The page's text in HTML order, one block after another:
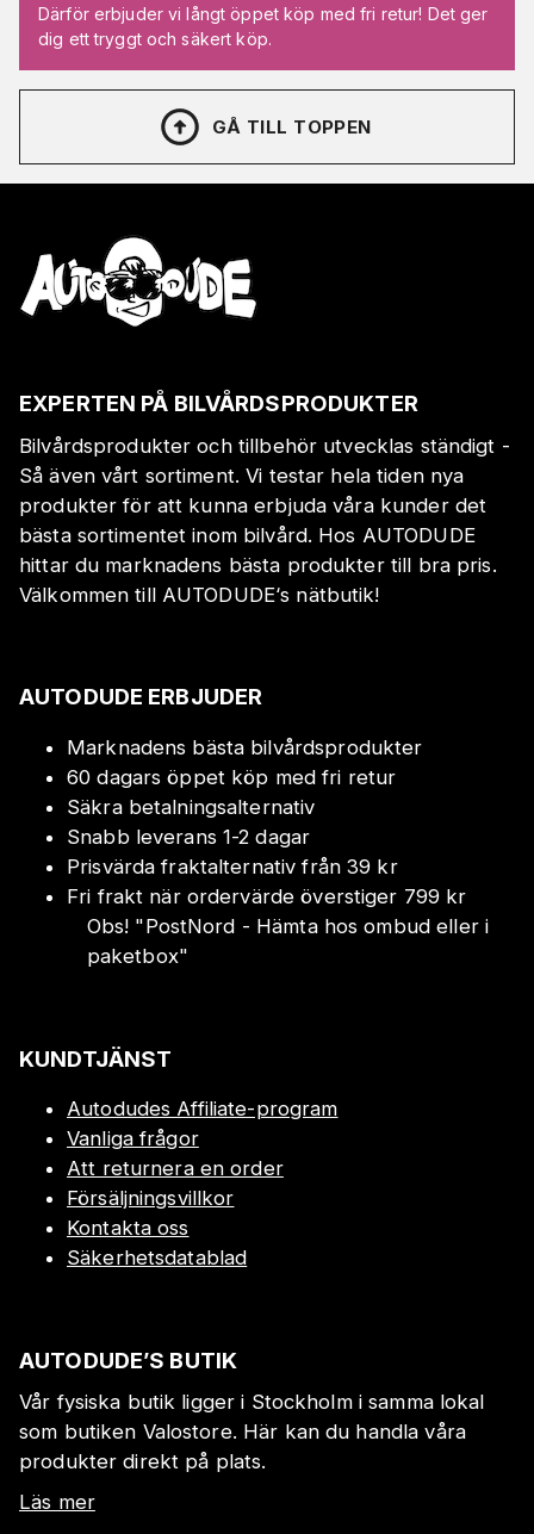
Därför erbjuder vi långt öppet köp med fri retur! Det ger
dig ett tryggt och säkert köp.
GÅ TILL TOPPEN
EXPERTEN PÅ BILVÅRDSPRODUKTER
Bilvårdsprodukter och tillbehör utvecklas ständigt -
Så även vårt sortiment. Vi testar hela tiden nya
produkter för att kunna erbjuda våra kunder det
bästa sortimentet inom bilvård. Hos AUTODUDE
hittar du marknadens bästa produkter till bra pris.
Välkommen till AUTODUDE‘s nätbutik!
AUTODUDE ERBJUDER
Marknadens bästa bilvårdsprodukter
60 dagars öppet köp med fri retur
Säkra betalningsalternativ
Snabb leverans 1-2 dagar
Prisvärda fraktalternativ från 39 kr
Fri frakt när ordervärde överstiger 799 kr
Obs! "PostNord - Hämta hos ombud eller i
paketbox"
KUNDTJÄNST
Autodudes Affiliate-program
Vanliga frågor
Att returnera en order
Försäljningsvillkor
Kontakta oss
Säkerhetsdatablad
AUTODUDE’S BUTIK
Vår fysiska butik ligger i Stockholm i samma lokal
som butiken Valostore. Här kan du handla våra
produkter direkt på plats.
Läs mer